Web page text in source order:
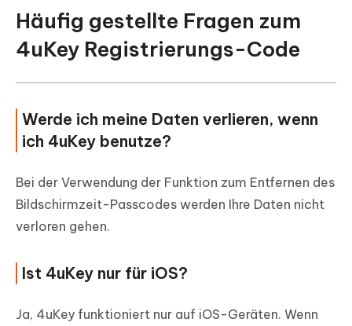
Häufig gestellte Fragen zum
4uKey Registrierungs-Code
Werde ich meine Daten verlieren, wenn
ich 4uKey benutze?
Bei der Verwendung der Funktion zum Entfernen des
Bildschirmzeit-Passcodes werden Ihre Daten nicht
verloren gehen.
Ist 4uKey nur für iOS?
Ja, 4uKey funktioniert nur auf iOS-Geräten. Wenn